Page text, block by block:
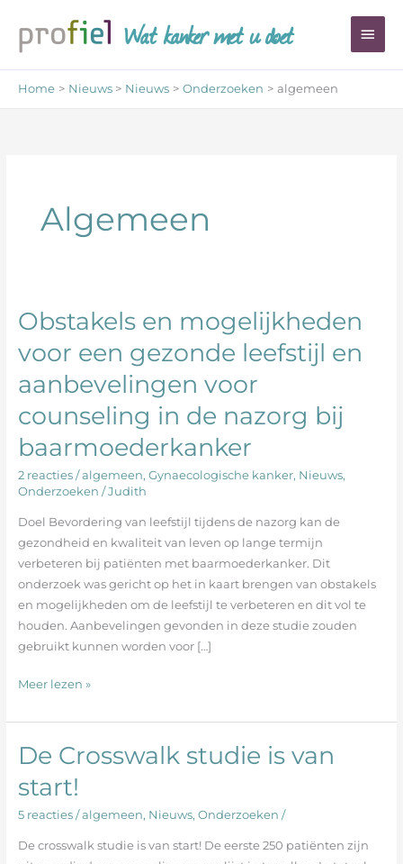
naar
inhoud
Wat kanker met u doet
Home Nieuws Nieuws Onderzoeken algemeen
Algemeen
Obstakels en mogelijkheden
voor een gezonde leefstijl en
aanbevelingen voor
counseling in de nazorg bij
baarmoederkanker
2 reacties /algemeen, Gynaecologische kanker, Nieuws,
Onderzoeken /Judith
Doel Bevordering van leefstijl tijdens de nazorg kan de
gezondheid en kwaliteit van leven op lange termijn
verbeteren bij patiënten met baarmoederkanker. Dit
onderzoek was gericht op het in kaart brengen van obstakels
en mogelijkheden om de leefstijl te verbeteren en dit vol te
houden. Aanbevelingen gevonden in deze studie zouden
gebruikt kunnen worden voor […]
Obstakels
mogelijkheden
voor
gezonde
leefstijl
en
aanbevelingen
counseling
in
de
nazorg
bij
baarmoederkanker
Meer lezen »
De Crosswalk studie is van
start!
5 reacties /algemeen, Nieuws, Onderzoeken /
De crosswalk studie is van start! De eerste 250 patiënten zijn
De
Crosswalk
studie
is
start!